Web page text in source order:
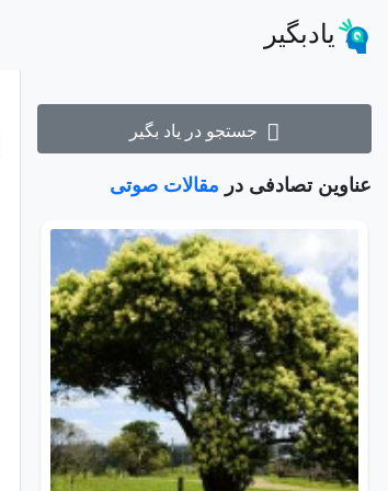
یادبگیر
جستجو در یاد بگیر
عناوین تصادفی در مقالات صوتی